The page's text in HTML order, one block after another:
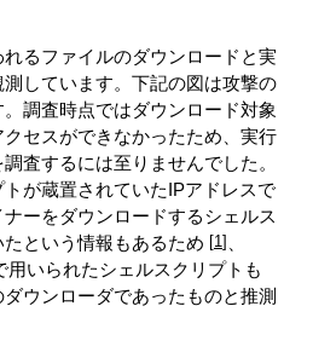
るファイルのダウンロードと実
しています。下記の図は攻撃の
調査時点ではダウンロード対象
セスができなかったため、実行
査するには至りませんでした。
が蔵置されていたIPアドレスで
ーをダウンロードするシェルス
という情報もあるため
1
いられたシェルスクリプトも
ウンローダであったものと推測